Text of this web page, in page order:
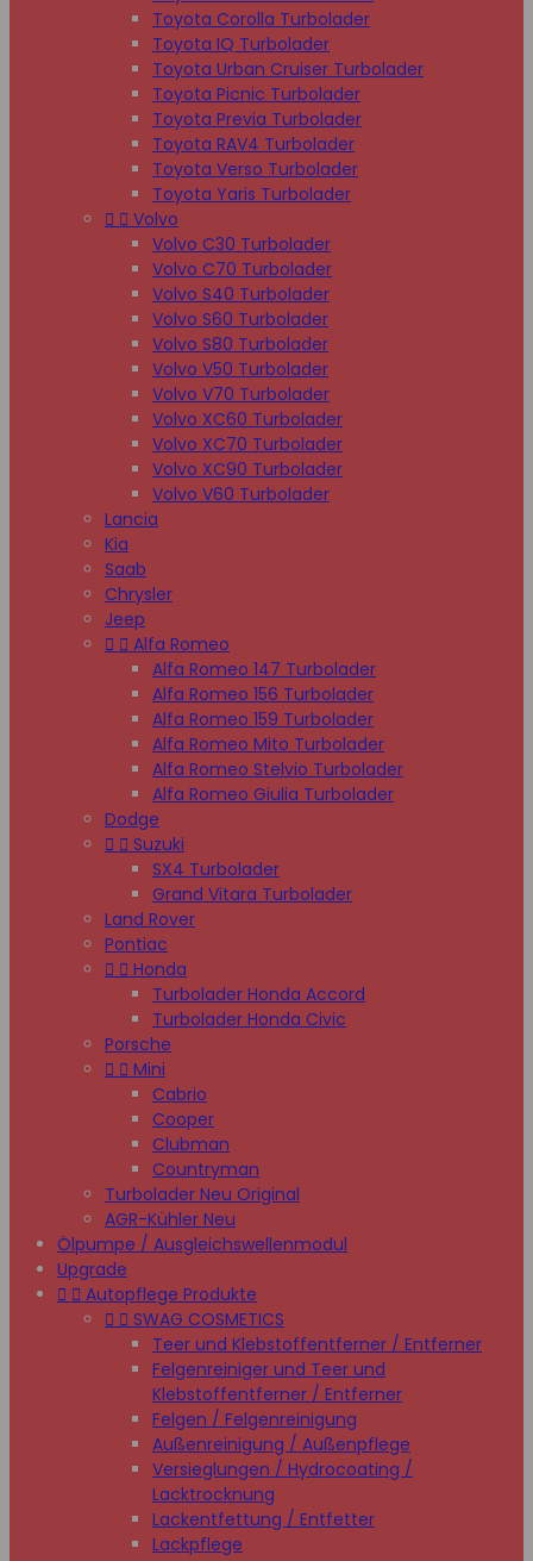
Toyota Corolla Turbolader
Toyota IQ Turbolader
Toyota Urban Cruiser Turbolader
Toyota Picnic Turbolader
Toyota Previa Turbolader
Toyota RAV4 Turbolader
Toyota Verso Turbolader
Toyota Yaris Turbolader
  Volvo
Volvo C30 Turbolader
Volvo C70 Turbolader
Volvo S40 Turbolader
Volvo S60 Turbolader
Volvo S80 Turbolader
Volvo V50 Turbolader
Volvo V70 Turbolader
Volvo XC60 Turbolader
Volvo XC70 Turbolader
Volvo XC90 Turbolader
Volvo V60 Turbolader
Lancia
Kia
Saab
Chrysler
Jeep
  Alfa Romeo
Alfa Romeo 147 Turbolader
Alfa Romeo 156 Turbolader
Alfa Romeo 159 Turbolader
Alfa Romeo Mito Turbolader
Alfa Romeo Stelvio Turbolader
Alfa Romeo Giulia Turbolader
Dodge
  Suzuki
SX4 Turbolader
Grand Vitara Turbolader
Land Rover
Pontiac
  Honda
Turbolader Honda Accord
Turbolader Honda Civic
Porsche
  Mini
Cabrio
Cooper
Clubman
Countryman
Turbolader Neu Original
AGR-Kühler Neu
Ölpumpe / Ausgleichswellenmodul
Upgrade
  Autopflege Produkte
  SWAG COSMETICS
Teer und Klebstoffentferner / Entferner
Felgenreiniger und Teer und
Klebstoffentferner / Entferner
Felgen / Felgenreinigung
Außenreinigung / Außenpflege
Versieglungen / Hydrocoating /
Lacktrocknung
Lackentfettung / Entfetter
Lackpflege